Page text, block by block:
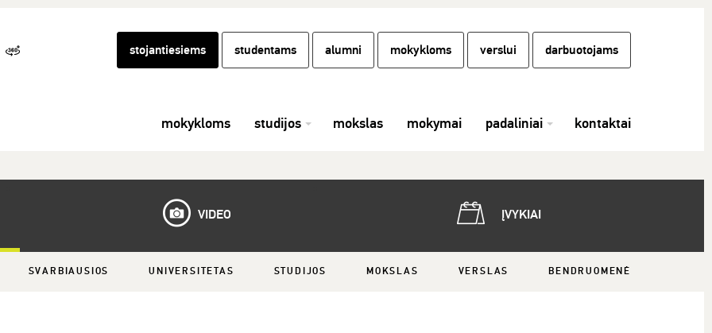
stojantiesiems studentams alumni mokykloms verslui darbuotojams
mokykloms studijos mokslas mokymai padaliniai kontaktai
VIDEO ĮVYKIAI
SVARBIAUSIOS UNIVERSITETAS STUDIJOS MOKSLAS VERSLAS BENDRUOMENĖ